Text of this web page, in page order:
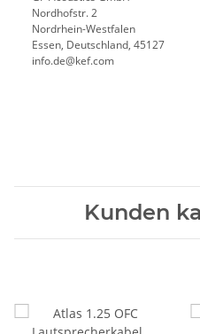
Nordhofstr. 2
Nordrhein-Westfalen
Essen, Deutschland, 45127
info.de@kef.com
Kunden